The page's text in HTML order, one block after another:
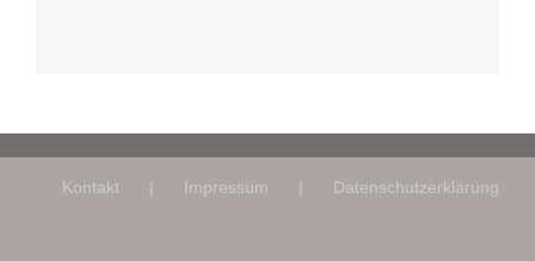
Kontakt Impressum Datenschutzerklärung